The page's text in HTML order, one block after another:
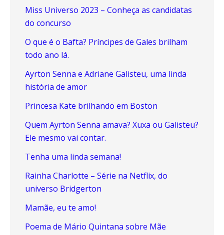
Miss Universo 2023 – Conheça as candidatas
do concurso
O que é o Bafta? Príncipes de Gales brilham
todo ano lá.
Ayrton Senna e Adriane Galisteu, uma linda
história de amor
Princesa Kate brilhando em Boston
Quem Ayrton Senna amava? Xuxa ou Galisteu?
Ele mesmo vai contar.
Tenha uma linda semana!
Rainha Charlotte – Série na Netflix, do
universo Bridgerton
Mamãe, eu te amo!
Poema de Mário Quintana sobre Mãe